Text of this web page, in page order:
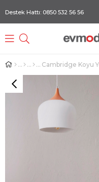
Destek Hattı: 0850 532 56 56
Cambridge Koyu